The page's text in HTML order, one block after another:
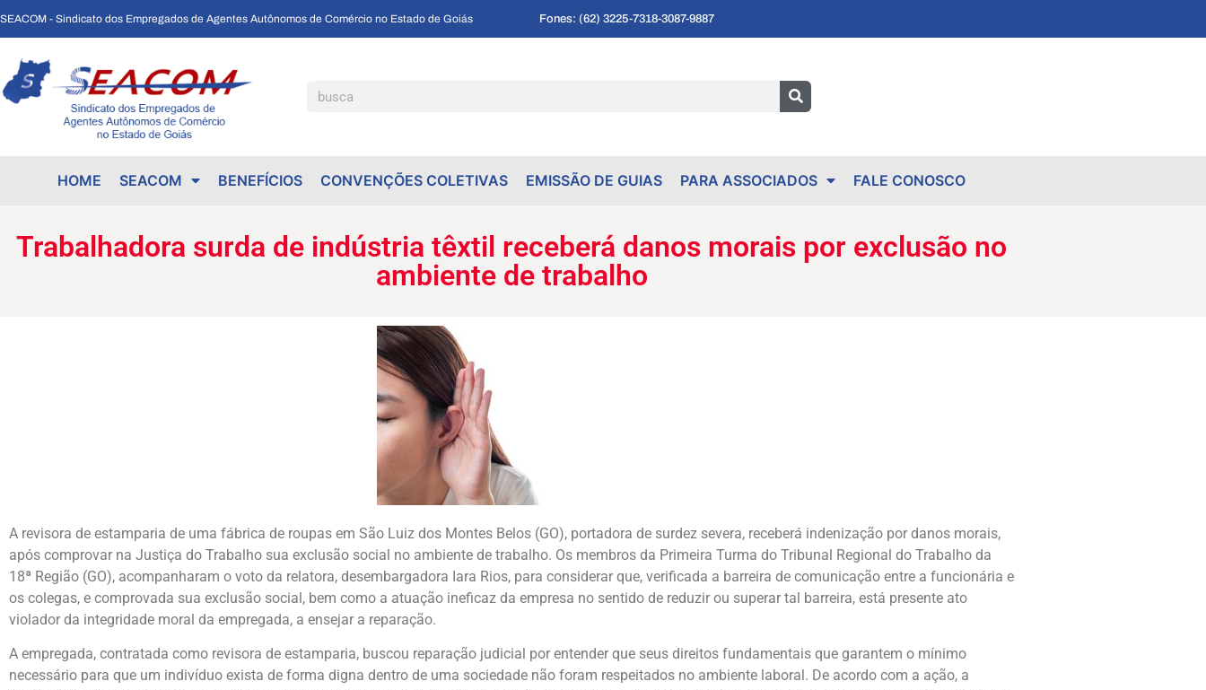
SEACOM - Sindicato dos Empregados de Agentes Autônomos de Comércio no Estado de Goiás Fones: (62) 3225-7318-3087-9887
HOME SEACOM BENEFÍCIOS CONVENÇÕES COLETIVAS EMISSÃO DE GUIAS PARA ASSOCIADOS FALE CONOSCO
Trabalhadora surda de indústria têxtil receberá danos morais por exclusão no
ambiente de trabalho
A revisora de estamparia de uma fábrica de roupas em São Luiz dos Montes Belos (GO), portadora de surdez severa, receberá indenização por danos morais,
após comprovar na Justiça do Trabalho sua exclusão social no ambiente de trabalho. Os membros da Primeira Turma do Tribunal Regional do Trabalho da
18ª Região (GO), acompanharam o voto da relatora, desembargadora Iara Rios, para considerar que, verificada a barreira de comunicação entre a funcionária e
os colegas, e comprovada sua exclusão social, bem como a atuação ineficaz da empresa no sentido de reduzir ou superar tal barreira, está presente ato
violador da integridade moral da empregada, a ensejar a reparação.
A empregada, contratada como revisora de estamparia, buscou reparação judicial por entender que seus direitos fundamentais que garantem o mínimo
necessário para que um indivíduo exista de forma digna dentro de uma sociedade não foram respeitados no ambiente laboral. De acordo com a ação, a